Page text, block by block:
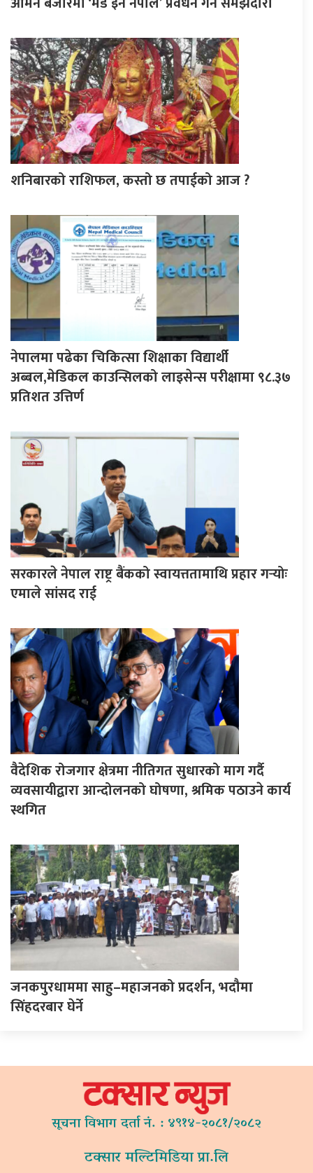
शनिबारको राशिफल, कस्तो छ तपाईको आज ?
नेपालमा पढेका चिकित्सा शिक्षाका विद्यार्थी
अब्बल,मेडिकल काउन्सिलको लाइसेन्स परीक्षामा ९८.३७
प्रतिशत उत्तिर्ण
सरकारले नेपाल राष्ट्र बैंकको स्वायत्ततामाथि प्रहार गर्‍योः
एमाले सांसद राई
वैदेशिक रोजगार क्षेत्रमा नीतिगत सुधारको माग गर्दै
व्यवसायीद्वारा आन्दोलनको घोषणा, श्रमिक पठाउने कार्य
स्थगित
जनकपुरधाममा साहु–महाजनको प्रदर्शन, भदौमा
सिंहदरबार घेर्ने
सूचना विभाग दर्ता नं. : ४९१४-२०८१/२०८२
टक्सार मल्टिमिडिया प्रा.लि